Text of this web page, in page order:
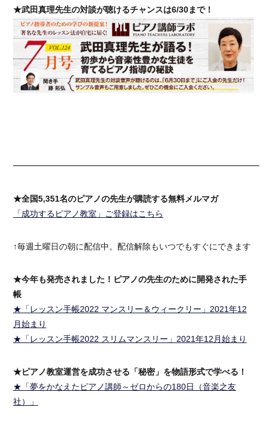
★武田真理先生の対談が聴けるチャンスは6/30まで！
★全国5,351名のピアノの先生が購読する無料メルマガ
「成功するピアノ教室」ご登録はこちら
↑毎週土曜日の朝に配信中。配信解除もいつでもすぐにできます
★今年も発売されました！ピアノの先生のために開発された手
帳
★「レッスン手帳2022 マンスリー＆ウィークリー」2021年12
月始まり
★「レッスン手帳2022 スリムマンスリー」2021年12月始まり
★ピアノ教室運営を成功させる「秘密」を物語形式で学べる！
★「夢をかなえたピアノ講師～ゼロからの180日（音楽之友
社）」